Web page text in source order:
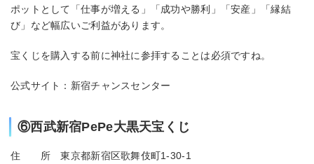
ポットとして「仕事が増える」「成功や勝利」「安産」「縁結
び」など幅広いご利益があります。
宝くじを購入する前に神社に参拝することは必須ですね。
公式サイト：新宿チャンスセンター
⑥西武新宿PePe大黒天宝くじ
住 所 東京都新宿区歌舞伎町1-30-1